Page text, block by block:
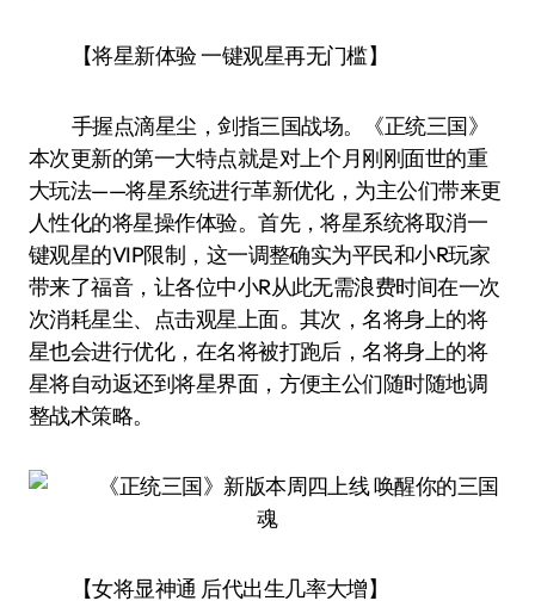
【将星新体验 一键观星再无门槛】
手握点滴星尘，剑指三国战场。《正统三国》
本次更新的第一大特点就是对上个月刚刚面世的重
大玩法——将星系统进行革新优化，为主公们带来更
人性化的将星操作体验。首先，将星系统将取消一
键观星的VIP限制，这一调整确实为平民和小R玩家
带来了福音，让各位中小R从此无需浪费时间在一次
次消耗星尘、点击观星上面。其次，名将身上的将
星也会进行优化，在名将被打跑后，名将身上的将
星将自动返还到将星界面，方便主公们随时随地调
整战术策略。
【女将显神通 后代出生几率大增】